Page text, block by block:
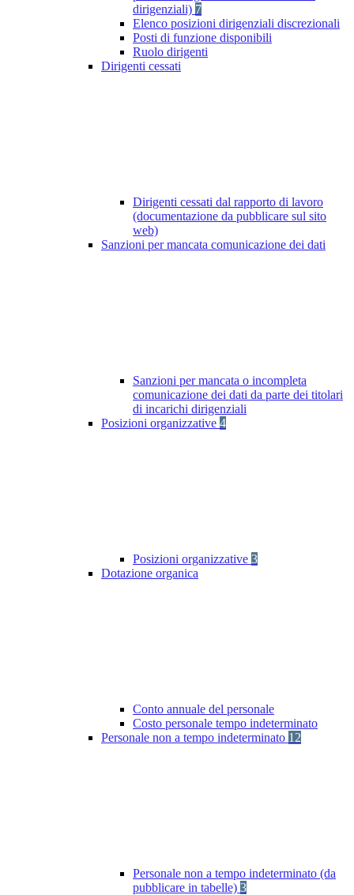
dirigenziali) 7
Elenco posizioni dirigenziali discrezionali
Posti di funzione disponibili
Ruolo dirigenti
Dirigenti cessati
Dirigenti cessati dal rapporto di lavoro
(documentazione da pubblicare sul sito
web)
Sanzioni per mancata comunicazione dei dati
Sanzioni per mancata o incompleta
comunicazione dei dati da parte dei titolari
di incarichi dirigenziali
Posizioni organizzative 4
Posizioni organizzative 3
Dotazione organica
Conto annuale del personale
Costo personale tempo indeterminato
Personale non a tempo indeterminato 12
Personale non a tempo indeterminato (da
pubblicare in tabelle) 3